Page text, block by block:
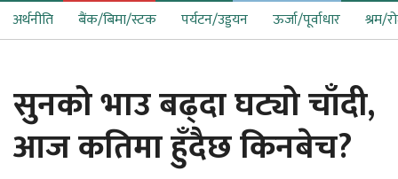
अर्थनीति बैंक/बिमा/स्टक पर्यटन/उड्डयन ऊर्जा/पूर्वाधार श्रम/
सुनको भाउ बढ्दा घट्यो चाँदी,
आज कतिमा हुँदैछ किनबेच?